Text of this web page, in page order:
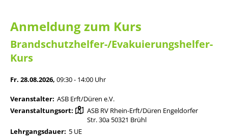
Anmeldung zum Kurs
Brandschutzhelfer-/Evakuierungshelfer-
Kurs
Fr. 28.08.2026, 09:30 - 14:00 Uhr
Veranstalter: ASB Erft/Düren e.V.
Veranstaltungsort:
ASB RV Rhein-Erft/Düren Engeldorfer
Str. 30a 50321 Brühl
Lehrgangsdauer: 5 UE